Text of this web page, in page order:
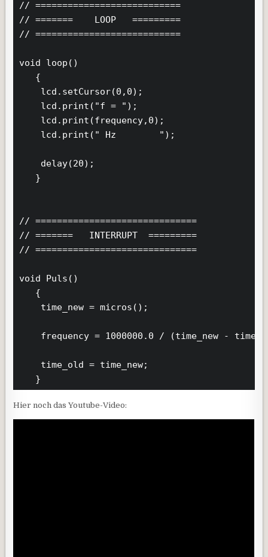
// ===========================
// =======    LOOP   =========
// ===========================
void loop()
   {
    lcd.setCursor(0,0);
    lcd.print("f = ");
    lcd.print(frequency,0);
    lcd.print(" Hz        ");
    delay(20);
   }
// ==============================
// =======   INTERRUPT  =========
// ==============================
void Puls()
   {
    time_new = micros();
frequency = 1000000.0 / (time_new -
    time_old = time_new;
   }
Hier noch das Youtube-Video: